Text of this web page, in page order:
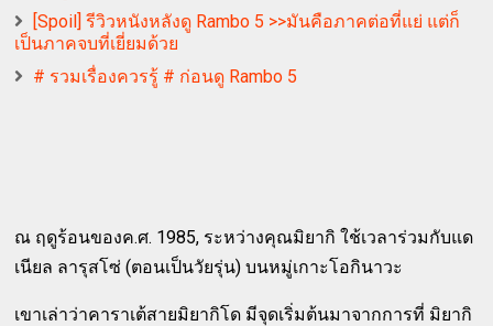
[Spoil] รีวิวหนังหลังดู Rambo 5 >>มันคือภาคต่อที่แย่ แต่ก็
เป็นภาคจบที่เยี่ยมด้วย
# รวมเรื่องควรรู้ # ก่อนดู Rambo 5
ณ ฤดูร้อนของค.ศ. 1985, ระหว่างคุณมิยากิ ใช้เวลาร่วมกับแด
เนียล ลารุสโซ่ (ตอนเป็นวัยรุ่น) บนหมู่เกาะโอกินาวะ
เขาเล่าว่าคาราเต้สายมิยากิโด มีจุดเริ่มต้นมาจากการที่ มิยากิ